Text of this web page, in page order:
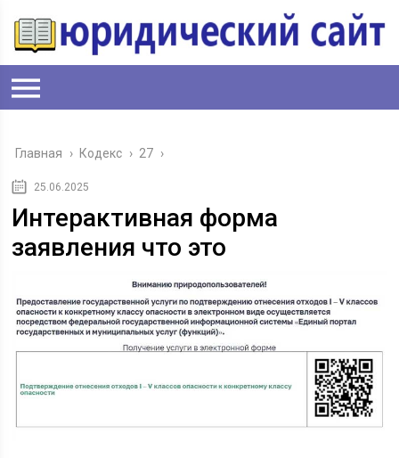
Главная › Кодекс › 27 ›
25.06.2025
Интерактивная форма
заявления что это